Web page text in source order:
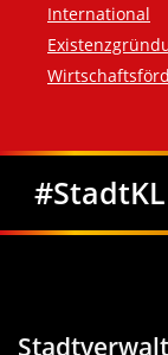
International
Social Media
#StadtKL